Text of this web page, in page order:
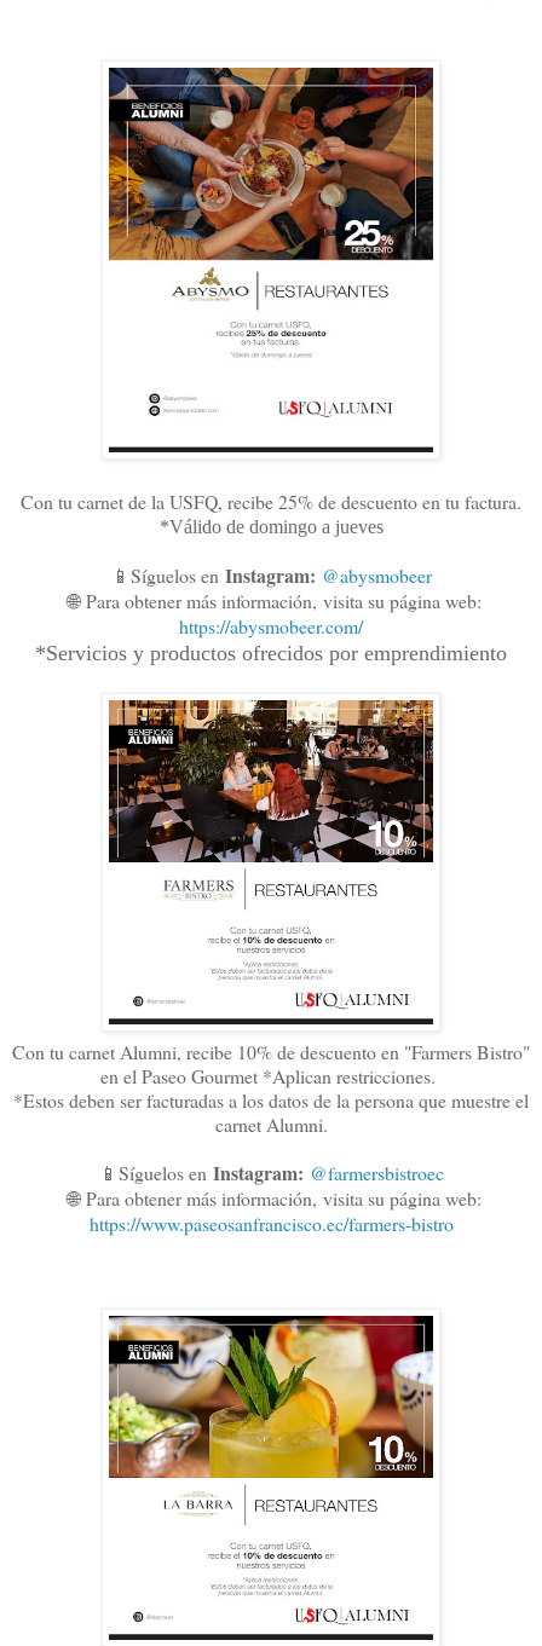
Con tu carnet de la USFQ, recibe 25% de descuento en tu factura.
*Válido de domingo a jueves
📱Síguelos en Instagram: @abysmobeer
🌐Para obtener más información, visita su página web:
https://abysmobeer.com/
*Servicios y productos ofrecidos por emprendimiento
Con tu carnet Alumni, recibe 10% de descuento en "Farmers Bistro"
en el Paseo Gourmet *Aplican restricciones.
*Estos deben ser facturadas a los datos de la persona que muestre el
carnet Alumni.
📱Síguelos en Instagram: @farmersbistroec
🌐Para obtener más información, visita su página web:
https://www.paseosanfrancisco.ec/farmers-bistro